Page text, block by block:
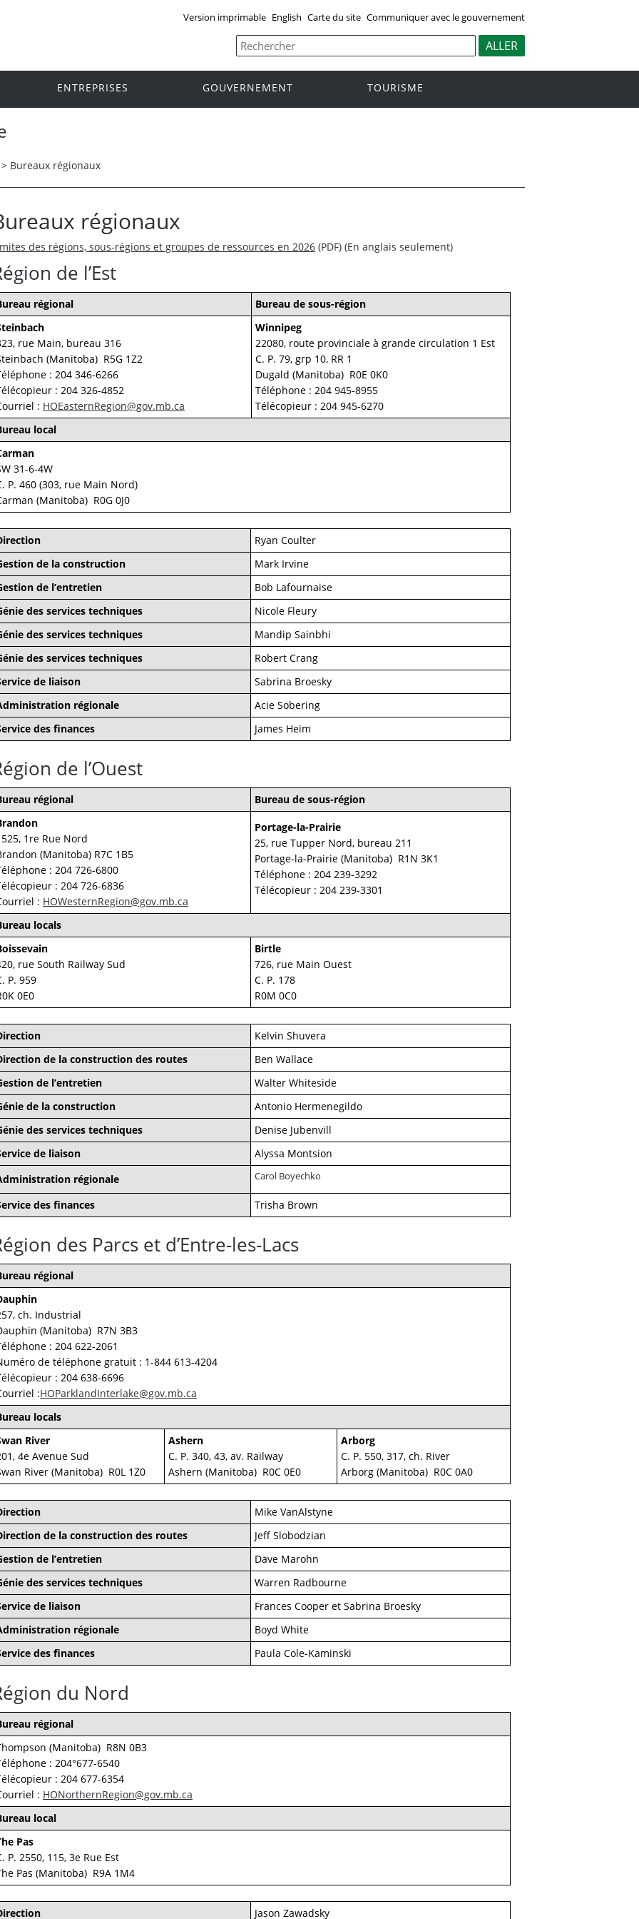
Version imprimable English Carte du site Communiquer avec le gouvernement
ENTREPRISES GOUVERNEMENT TOURISME
Bureaux régionaux
régionaux
des régions, sous-régions et groupes de ressources en 2026 (PDF) (En anglais seulement)
de l’Est
régional
Bureau de sous-région
rue Main, bureau 316
(Manitoba) R5G 1Z2
: 204 346-6266
: 204 326-4852
: HOEasternRegion@gov.mb.ca
Winnipeg
22080, route provinciale à grande circulation 1 Est
C. P. 79, grp 10, RR 1
Dugald (Manitoba) R0E 0K0
Téléphone : 204 945‑8955
Télécopieur : 204 945‑6270
local
31-6-4W
P. 460 (303, rue Main Nord)
(Manitoba) R0G 0J0
Ryan Coulter
de la construction
Mark Irvine
de l’entretien
Bob Lafournaise
des services techniques
Nicole Fleury
des services techniques
Mandip Sainbhi
des services techniques
Robert Crang
de liaison
Sabrina Broesky
régionale
Acie Sobering
des finances
James Heim
de l’Ouest
régional
Bureau de sous-région
1re Rue Nord
(Manitoba) R7C 1B5
: 204 726-6800
: 204 726-6836
: HOWesternRegion@gov.mb.ca
Portage-la-Prairie
25, rue Tupper Nord, bureau 211
Portage-la-Prairie (Manitoba) R1N 3K1
Téléphone : 204 239-3292
Télécopieur : 204 239-3301
locals
rue South Railway Sud
P. 959
0E0
Birtle
726, rue Main Ouest
C. P. 178
R0M 0C0
Kelvin Shuvera
de la construction des routes
Ben Wallace
de l’entretien
Walter Whiteside
de la construction
Antonio Hermenegildo
des services techniques
Denise Jubenvill
de liaison
Alyssa Montsion
régionale
Carol Boyechko
des finances Trisha Brown
des Parcs et d’Entre-les-Lacs
régional
ch. Industrial
(Manitoba) R7N 3B3
: 204 622-2061
de téléphone gratuit : 1-844 613-4204
: 204 638-6696
:HOParklandInterlake@gov.mb.ca
locals
River
4e Avenue Sud
River (Manitoba) R0L 1Z0
Ashern
C. P. 340, 43, av. Railway
Ashern (Manitoba) R0C 0E0
Arborg
C. P. 550, 317, ch. River
Arborg (Manitoba) R0C 0A0
Mike VanAlstyne
de la construction des routes
Jeff Slobodzian
de l’entretien
Dave Marohn
des services techniques
Warren Radbourne
de liaison
Frances Cooper et Sabrina Broesky
régionale
Boyd White
des finances
Paula Cole-Kaminski
du Nord
régional
(Manitoba) R8N 0B3
: 204°677-6540
: 204 677-6354
: HONorthernRegion@gov.mb.ca
local
Pas
P. 2550, 115, 3e Rue Est
Pas (Manitoba) R9A 1M4
Jason Zawadsky